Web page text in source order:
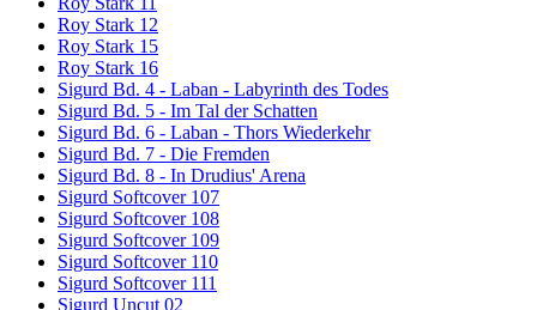
Roy Stark 12
Roy Stark 15
Roy Stark 16
Sigurd Bd. 4 - Laban - Labyrinth des Todes
Sigurd Bd. 5 - Im Tal der Schatten
Sigurd Bd. 6 - Laban - Thors Wiederkehr
Sigurd Bd. 7 - Die Fremden
Sigurd Bd. 8 - In Drudius' Arena
Sigurd Softcover 107
Sigurd Softcover 108
Sigurd Softcover 109
Sigurd Softcover 110
Sigurd Softcover 111
Sigurd Uncut 02